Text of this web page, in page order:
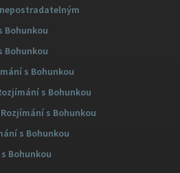
Bohunkou
Bohunkou
s Bohunkou
s Bohunkou
Rozjímání s Bohunkou
s Bohunkou
Bohunkou